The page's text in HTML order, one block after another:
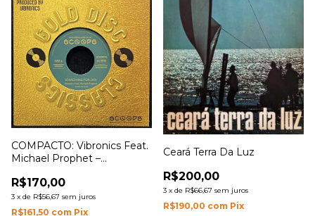
COMPACTO: Vibronics Feat.
Michael Prophet –
R$170,00
3 x de R$56,67 sem juros
R$161,50 com Pix
Ceará Terra Da Luz
R$200,00
3 x de R$66,67 sem juros
R$190,00 com Pix